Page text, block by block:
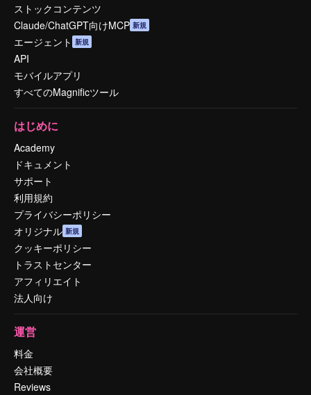
ストックコンテンツ
Claude/ChatGPT向けMCP 新規
エージェント 新規
API
モバイルアプリ
すべてのMagnificツール
はじめに
Academy
ドキュメント
サポート
利用規約
プライバシーポリシー
オリジナル 新規
クッキーポリシー
トラストセンター
アフィリエイト
法人向け
運営
料金
会社概要
Reviews